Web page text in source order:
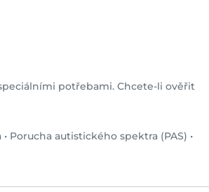
potřebami. Chcete-li ověřit
• Porucha autistického spektra (PAS) •